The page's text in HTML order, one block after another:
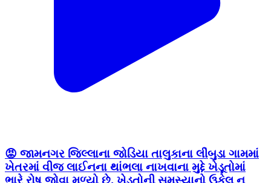
😡 જામનગર જિલ્લાના જોડિયા તાલુકાના લીંબુડા ગામમાં
ખેતરમાં વીજ લાઈનના થાંભલા નાખવાના મુદ્દે ખેડૂતોમાં
ભારે રોષ જોવા મળ્યો છે. ખેડૂતોની સમસ્યાનો ઉકેલ ન